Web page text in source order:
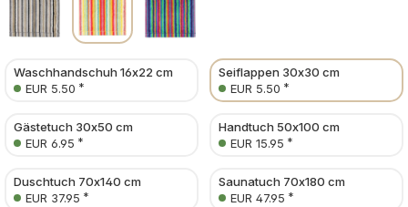
Waschhandschuh 16x22 cm
EUR 5.50 *
Seiflappen 30x30 cm
EUR 5.50 *
Gästetuch 30x50 cm
EUR 6.95 *
Handtuch 50x100 cm
EUR 15.95 *
Duschtuch 70x140 cm
EUR 37.95 *
Saunatuch 70x180 cm
EUR 47.95 *